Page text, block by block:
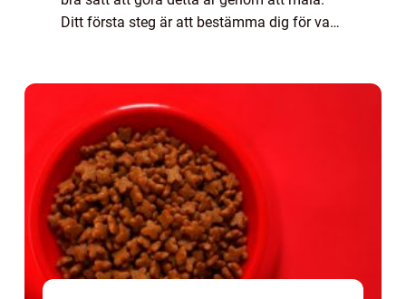
Ditt första steg är att bestämma dig för vad